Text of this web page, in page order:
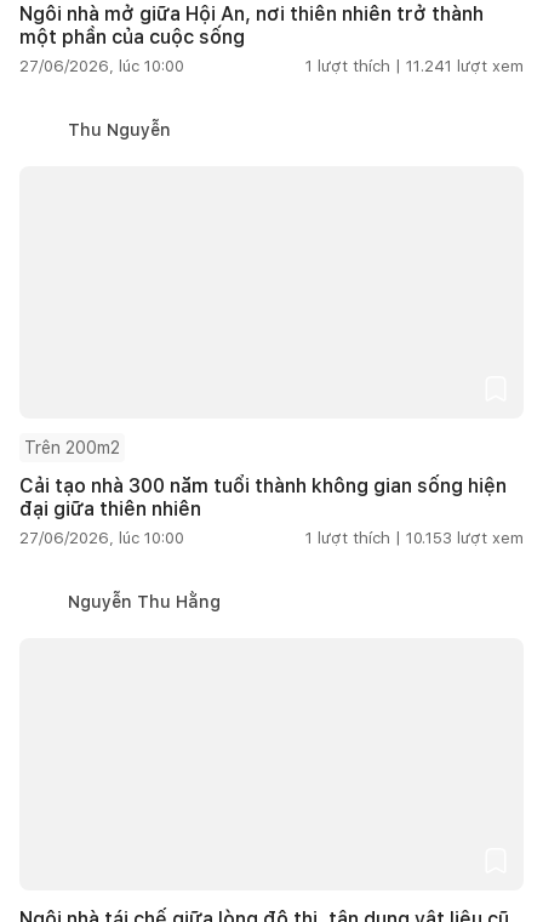
Ngôi nhà mở giữa Hội An, nơi thiên nhiên trở thành
một phần của cuộc sống
27/06/2026, lúc 10:00 1 lượt thích | 11.241 lượt xem
Thu Nguyễn
Trên 200m2
Cải tạo nhà 300 năm tuổi thành không gian sống hiện
đại giữa thiên nhiên
27/06/2026, lúc 10:00 1 lượt thích | 10.153 lượt xem
Nguyễn Thu Hằng